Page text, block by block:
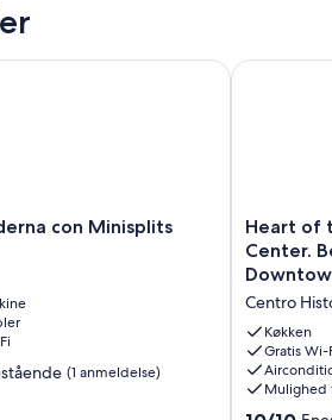
con Minisplits
(1 anmeldelse)
con Minisplits
Heart
of
the
Historic
Center.
Best
Location
Downtown.
Heart of
Center.
Centro
Køkken
Gratis Wi-
Mulighed
Heart of